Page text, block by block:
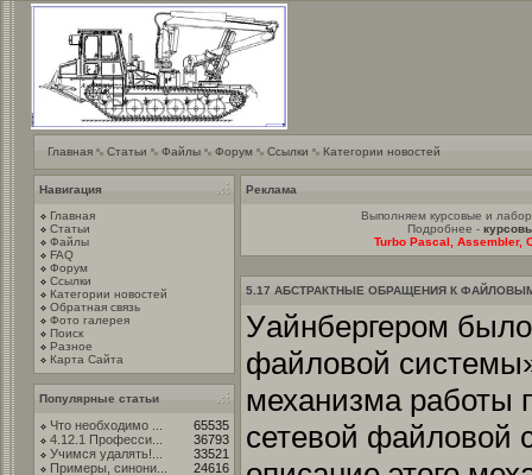
Главная Статьи Файлы Форум Ссылки Категории новостей
Навигация
Главная
Статьи
Файлы
FAQ
Форум
Ссылки
Категории новостей
Обратная связь
Фото галерея
Поиск
Разное
Карта Сайта
Популярные статьи
Что необходимо ...
65535
4.12.1 Професси...
36793
Учимся удалять!...
33521
Примеры, синони...
24616
Реклама
Выполняем курсовые и
Подробнее -
Turbo Pascal, Assembler,
5.17 АБСТРАКТНЫЕ ОБРАЩЕНИЯ К
Уайнбергером
файловой
механизма работы
сетевой файловой